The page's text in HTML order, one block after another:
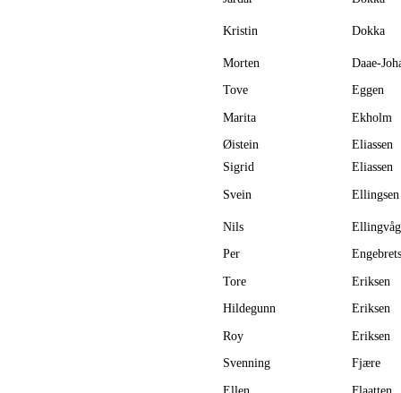
Kristin Dokka
Morten
Daae-
Tove
Eggen
Marita
Ekholm
Øistein
Eliassen
Sigrid
Eliassen
Svein Ellingsen
Nils
Ellingvåg
Per
Tore
Eriksen
Hildegunn
Eriksen
Roy
Eriksen
Svenning
Fjære